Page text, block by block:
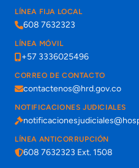
LÍNEA FIJA LOCAL
608 7632323
LÍNEA MÓVIL
+57 3336025496
CORREO DE CONTACTO
contactenos@hrd.gov.co
NOTIFICACIONES JUDICIALES
LÍNEA ANTICORRUPCIÓN
608 7632323 Ext. 1508